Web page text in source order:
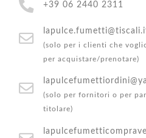
+39 06 2440 2311
(solo per i clienti che
per acquistare/prenotare)
(solo per fornitori o per
titolare)